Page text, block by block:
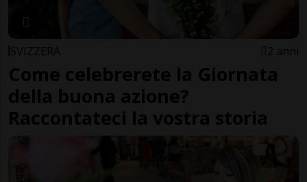
SVIZZERA 2 anni
Come celebrerete la Giornata
della buona azione?
Raccontateci la vostra storia